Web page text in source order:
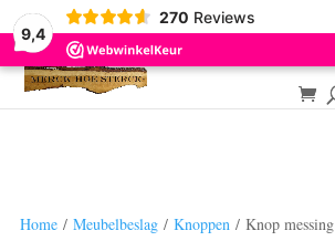
9,4
270 Reviews
Home/ Meubelbeslag/ Knoppen/ Knop messing